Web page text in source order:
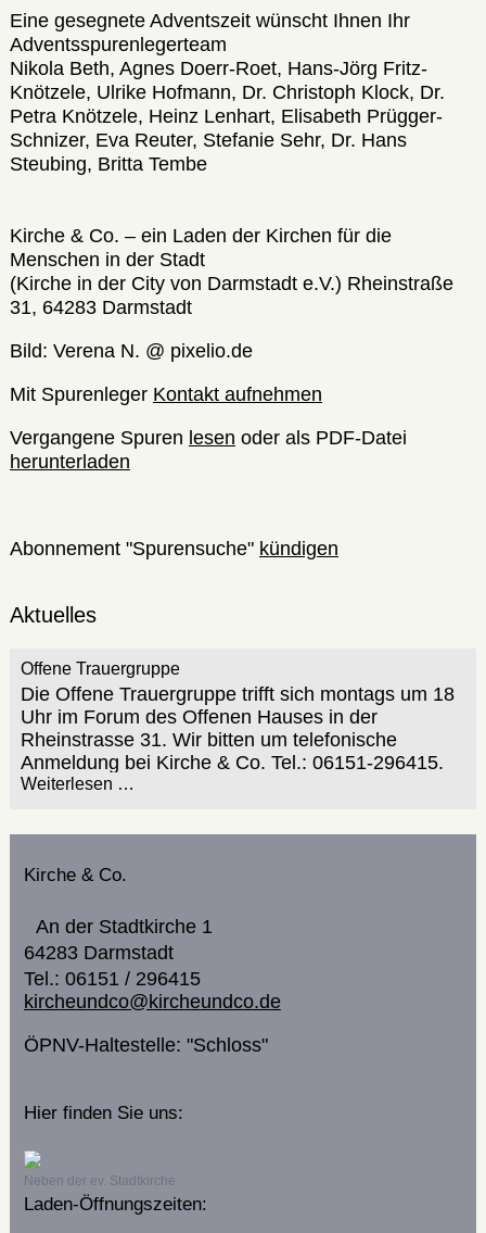
Eine gesegnete Adventszeit wünscht Ihnen Ihr
Adventsspurenlegerteam
Nikola Beth, Agnes Doerr-Roet, Hans-Jörg Fritz-
Knötzele, Ulrike Hofmann, Dr. Christoph Klock, Dr.
Petra Knötzele, Heinz Lenhart, Elisabeth Prügger-
Schnizer, Eva Reuter, Stefanie Sehr, Dr. Hans
Steubing, Britta Tembe
Kirche & Co. – ein Laden der Kirchen für die
Menschen in der Stadt
(Kirche in der City von Darmstadt e.V.) Rheinstraße
31, 64283 Darmstadt
Bild: Verena N. @ pixelio.de
Mit Spurenleger Kontakt aufnehmen
Vergangene Spuren lesen oder als PDF-Datei
herunterladen
Abonnement "Spurensuche" kündigen
Aktuelles
Offene Trauergruppe
Die Offene Trauergruppe trifft sich montags um 18
Uhr im Forum des Offenen Hauses in der
Rheinstrasse 31. Wir bitten um telefonische
Anmeldung bei Kirche & Co. Tel.: 06151-296415.
Weiterlesen …
Kirche & Co.
An der Stadtkirche 1
64283 Darmstadt
Tel.: 06151 / 296415
kircheundco@kircheundco.de
ÖPNV-Haltestelle: "Schloss"
Hier finden Sie uns:
Neben der ev. Stadtkirche
Laden-Öffnungszeiten: